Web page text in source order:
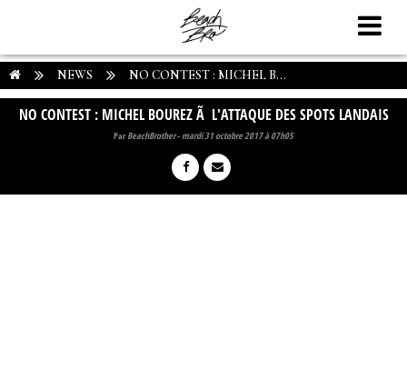
NEWS NO CONTEST : MICHEL B...
NO CONTEST : MICHEL BOUREZ Ã L'ATTAQUE DES SPOTS LANDAIS
ParBeachBrother-mardi 31 octobre 2017 à 07h05